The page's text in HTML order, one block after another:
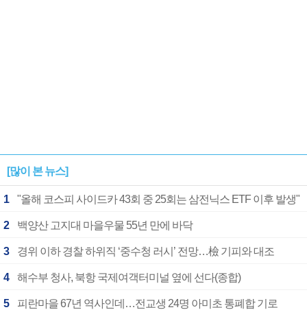
[많이 본 뉴스]
1 "올해 코스피 사이드카 43회 중 25회는 삼전닉스 ETF 이후 발생"
2 백양산 고지대 마을우물 55년 만에 바닥
3 경위 이하 경찰 하위직 ‘중수청 러시’ 전망…檢 기피와 대조
4 해수부 청사, 북항 국제여객터미널 옆에 선다(종합)
5 피란마을 67년 역사인데…전교생 24명 아미초 통폐합 기로